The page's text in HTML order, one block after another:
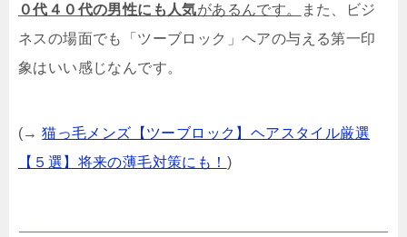
０代４０代の男性にも人気があるんです。
また、ビジ
ネスの場面でも「ツーブロック」ヘアの与える第一印
象はいい感じなんです。
(→猫っ毛メンズ【ツーブロック】ヘアスタイル厳選
【５選】将来の薄毛対策にも！ )